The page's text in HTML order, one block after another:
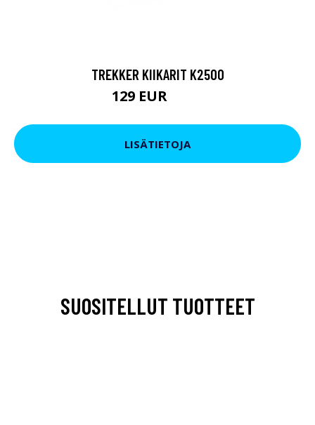
TREKKER KIIKARIT K2500
129 EUR
LISÄTIETOJA
SUOSITELLUT TUOTTEET